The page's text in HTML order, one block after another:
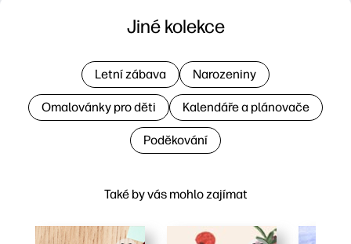
Také by vás mohlo zajímat
Jiné kolekce
Letní zábava Narozeniny
Omalovánky pro děti Kalendáře a plánovače
Poděkování